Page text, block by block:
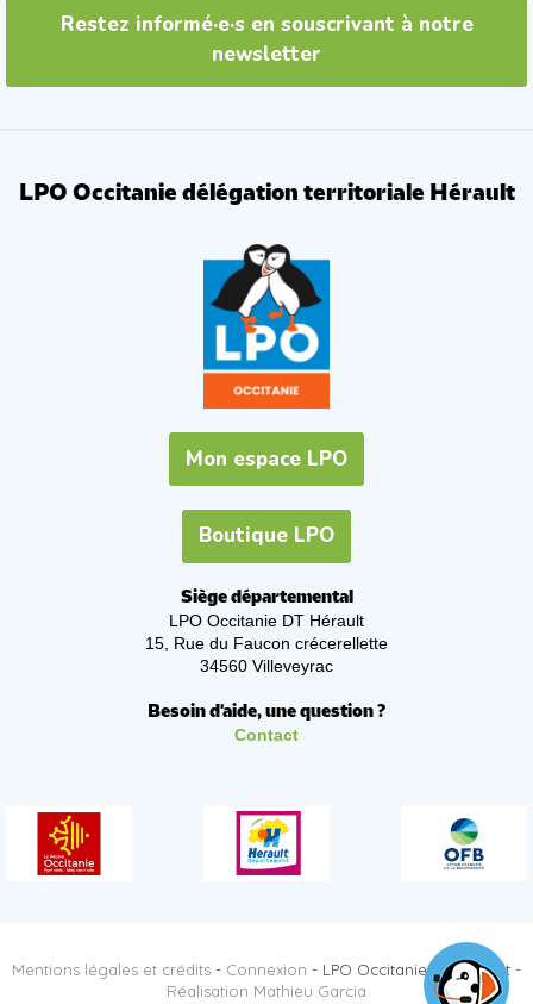
Restez informé·e·s en souscrivant à notre
newsletter
LPO Occitanie délégation territoriale Hérault
Mon espace LPO
Boutique LPO
Siège départemental
LPO Occitanie DT Hérault
15, Rue du Faucon crécerellette
34560 Villeveyrac
Besoin d'aide, une question ?
Contact
Mentions légales et crédits - Connexion - LPO Occitanie DT Hérault -
Réalisation Mathieu Garcia